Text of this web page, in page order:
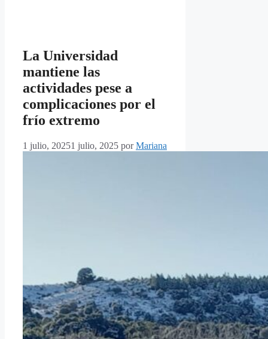
La Universidad
mantiene las
actividades pese a
complicaciones por el
frío extremo
1 julio, 20251 julio, 2025 porMariana